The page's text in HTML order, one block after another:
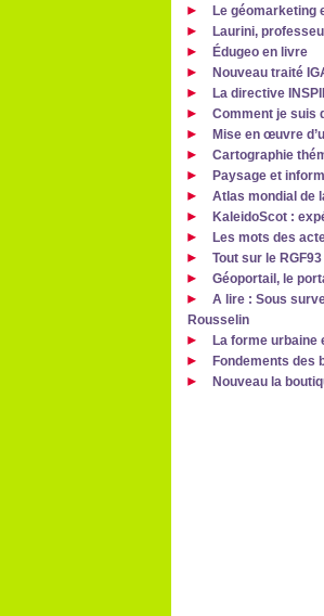
Le géomarketing
Laurini,
Édugeo en livre
Nouveau traité
La directive
Comment je suis
Mise en œuvre
Cartographie
Paysage et
Atlas mondial de
KaleidoScot :
Les mots des
Tout sur le
Géoportail, le
A lire : Sous
Rousselin
La forme urbaine
Fondements des
Nouveau la